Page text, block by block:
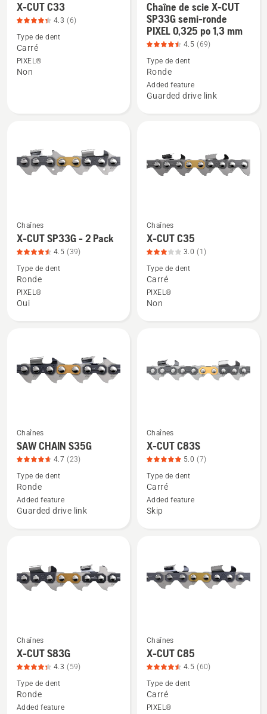
produit
4.362
sur
Voir
plus
de
détails
sur
produit
4.333
X-CUT C33
4.3 (6)
Type de dent
Carré
PIXEL®
Non
Voir
plus
de
détails
sur
Chaîne
de
SP33G
semi-
po
1,3
mm,
note
du
produit
4.507
Chaîne de scie X-CUT
SP33G semi-ronde
PIXEL 0,325 po 1,3 mm
4.5 (69)
Type de dent
Ronde
Added feature
Guarded drive link
Voir
plus
de
détails
sur
Pack,
note
4.538
sur
Chaînes
X-CUT SP33G - 2 Pack
4.5 (39)
Type de dent
Ronde
PIXEL®
Oui
Voir
plus
de
détails
sur
produit
Chaînes
X-CUT C35
3.0 (1)
Type de dent
Carré
PIXEL®
Non
Voir
plus
de
détails
sur
SAW
produit
4.696
Chaînes
SAW CHAIN S35G
4.7 (23)
Type de dent
Ronde
Added feature
Guarded drive link
Voir
plus
de
détails
sur
produit
Chaînes
X-CUT C83S
5.0 (7)
Type de dent
Carré
Added feature
Skip
Voir
plus
de
détails
sur
Chaînes
X-CUT S83G
4.3 (59)
Type de dent
Ronde
Added feature
Voir
plus
de
détails
sur
Chaînes
X-CUT C85
4.5 (60)
Type de dent
Carré
PIXEL®